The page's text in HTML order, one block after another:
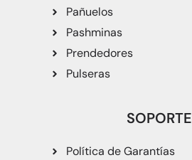
Pañuelos
Pashminas
Prendedores
Pulseras
SOPORTE
Política de Garantías